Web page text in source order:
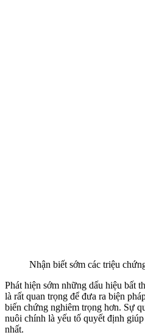
Nhận biết sớm các triệu
Phát hiện sớm những dấu hiệu bất
là rất quan trọng để đưa ra biện
biến chứng nghiêm trọng hơn. Sự
nuôi chính là yếu tố quyết định
nhất.